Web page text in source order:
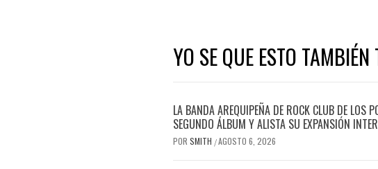
YO SE QUE ESTO TAMBIÉN
LA BANDA AREQUIPEÑA DE ROCK CLUB DE LOS
SEGUNDO ÁLBUM Y ALISTA SU EXPANSIÓN
POR SMITH /AGOSTO 6, 2026